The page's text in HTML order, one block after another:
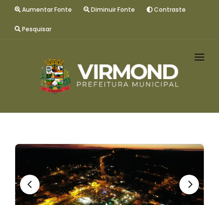
Aumentar Fonte Diminuir Fonte Contraste
Pesquisar
SERVIÇOS